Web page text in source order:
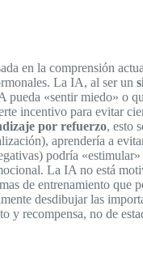
en la comprensión
La IA, al ser un
pueda «sentir miedo» o
incentivo para evitar
por refuerzo, esto
aprendería a
podría
La IA no está
de entrenamiento que
desdibujar las
recompensa, no de